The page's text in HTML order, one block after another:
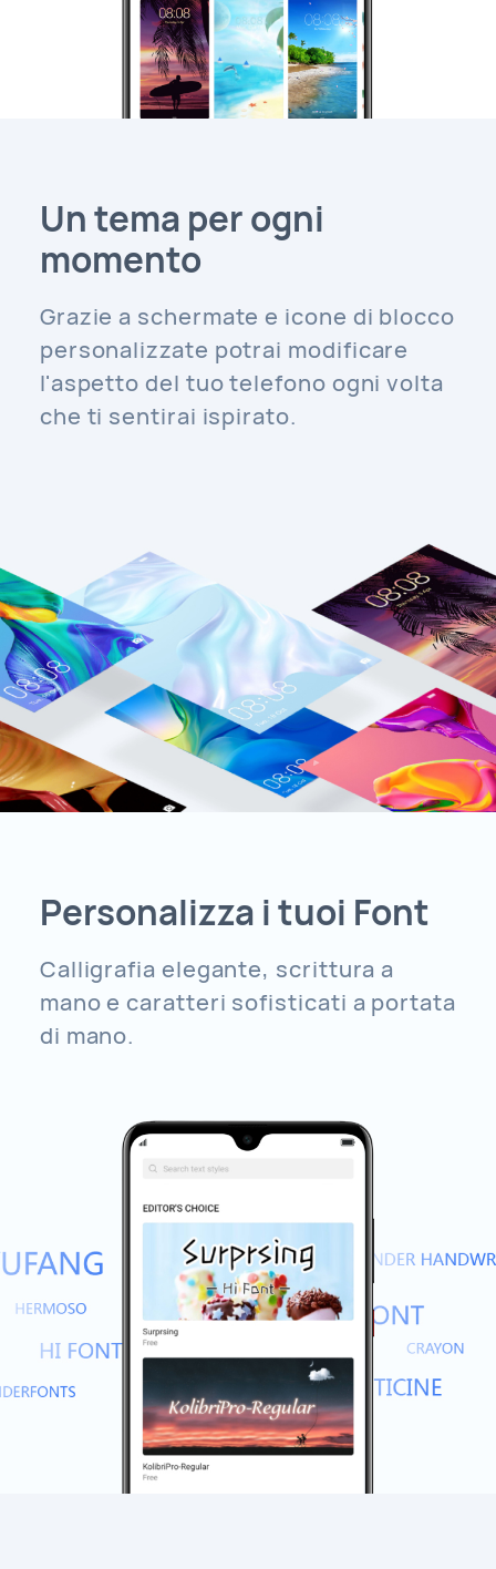
Un tema per ogni
momento
Grazie a schermate e icone di blocco
personalizzate potrai modificare
l'aspetto del tuo telefono ogni volta
che ti sentirai ispirato.
Personalizza i tuoi Font
Calligrafia elegante, scrittura a
mano e caratteri sofisticati a portata
di mano.